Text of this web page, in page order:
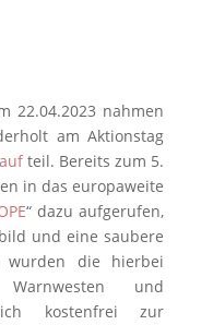
22.04.2023 nahmen
am Aktionstag
teil. Bereits zum 5.
in das europaweite
“ dazu aufgerufen,
und eine saubere
wurden die hierbei
Warnwesten und
kostenfrei zur